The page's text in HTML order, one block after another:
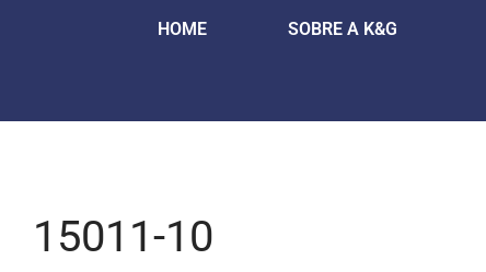
HOME SOBRE A K&G
15011-10